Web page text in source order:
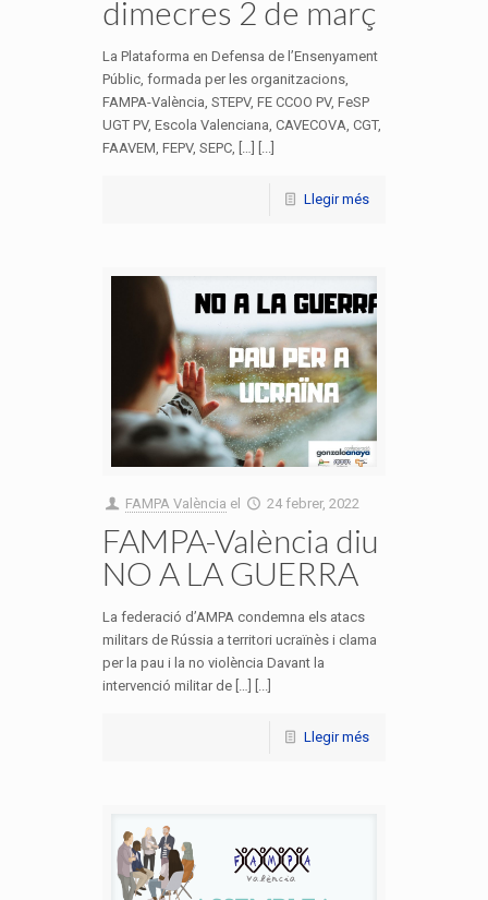
dimecres 2 de març
La Plataforma en Defensa de l’Ensenyament
Públic, formada per les organitzacions,
FAMPA-València, STEPV, FE CCOO PV, FeSP
UGT PV, Escola Valenciana, CAVECOVA, CGT,
FAAVEM, FEPV, SEPC, […] [...]
Llegir més
FAMPA València el 24 febrer, 2022
FAMPA-València diu
NO A LA GUERRA
La federació d’AMPA condemna els atacs
militars de Rússia a territori ucraïnès i clama
per la pau i la no violència Davant la
intervenció militar de […] [...]
Llegir més